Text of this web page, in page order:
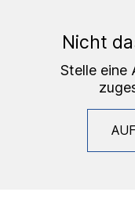
Nicht
Stelle eine